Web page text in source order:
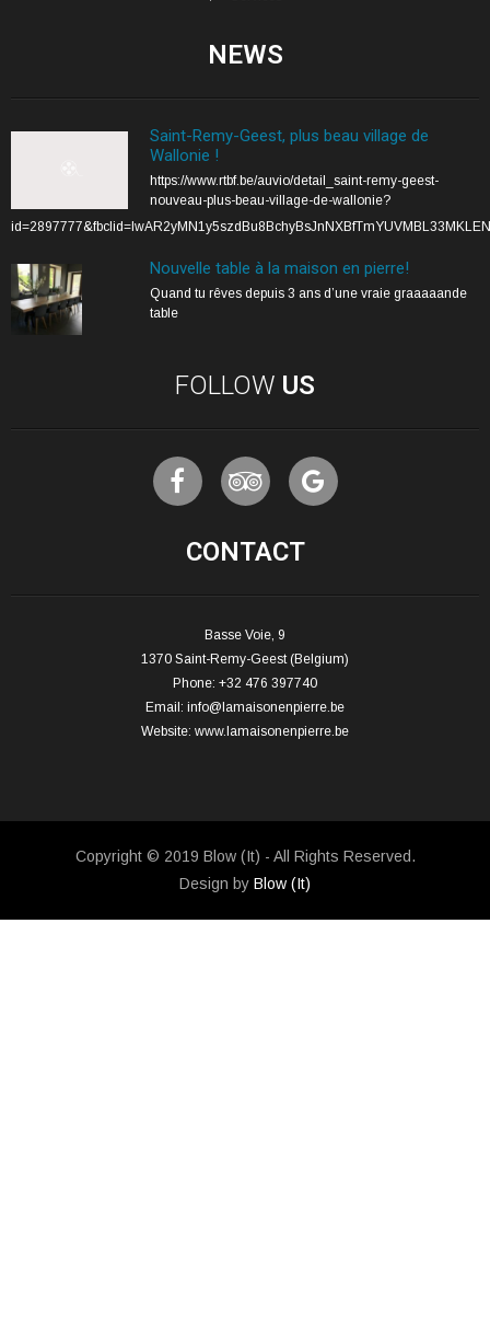
NEWS
Saint-Remy-Geest, plus beau village de
Wallonie !
https://www.rtbf.be/auvio/detail_saint-remy-geest-
nouveau-plus-beau-village-de-wallonie?
Nouvelle table à la maison en pierre!
Quand tu rêves depuis 3 ans d’une vraie graaaaande
table
FOLLOW US
CONTACT
Basse Voie, 9
1370 Saint-Remy-Geest (Belgium)
Phone: +32 476 397740
Email: info@lamaisonenpierre.be
Website: www.lamaisonenpierre.be
Copyright © 2019 Blow (It) - All Rights Reserved.
Design by Blow (It)